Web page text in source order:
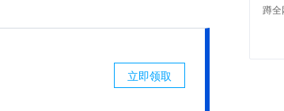
立即领取
蹲全